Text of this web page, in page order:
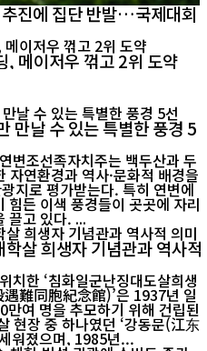
진에 집단 반발…국제대회
메이저우 꺾고 2위 도약
만날 수 있는 특별한 풍경 5
변조선족자치주는 백두산과 두
연환경과 역사·문화적 배경을
지로 평가받는다. 특히 연변에
든 이색 풍경들이 곳곳에 자리
해 있어 국내외 관광객들의 발길을 끌고 있다. ...
살 희생자 기념관과 역사적
치한 ‘침화일군난징대도살희생
難同胞紀念館)’은 1937년 일
여 명을 추모하기 위해 건립된
현장 중 하나였던 ‘강동문(江东
워졌으며, 1985년...